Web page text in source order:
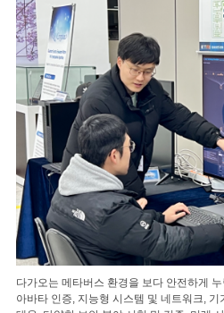
다가오는 메타버스 환경을 보다 안전하게
아바타 인증, 지능형 시스템 및 네트워크, 기